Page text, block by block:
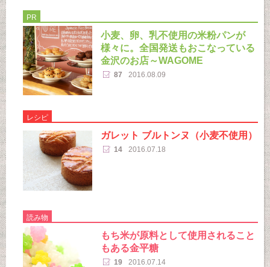
PR
小麦、卵、乳不使用の米粉パンが
様々に。全国発送もおこなっている
金沢のお店～WAGOME
87 2016.08.09
レシピ
ガレット ブルトンヌ（小麦不使用）
14 2016.07.18
読み物
もち米が原料として使用されること
もある金平糖
19 2016.07.14